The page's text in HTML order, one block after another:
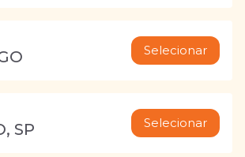
Selecionar
SP Selecionar